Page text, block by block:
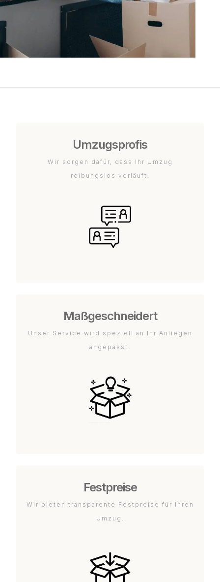
Umzugsprofis
Wir sorgen dafür, dass Ihr Umzug
reibungslos verläuft.
Maßgeschneidert
Unser Service wird speziell an Ihr Anliegen
angepasst.
Festpreise
Wir bieten transparente Festpreise für Ihren
Umzug.